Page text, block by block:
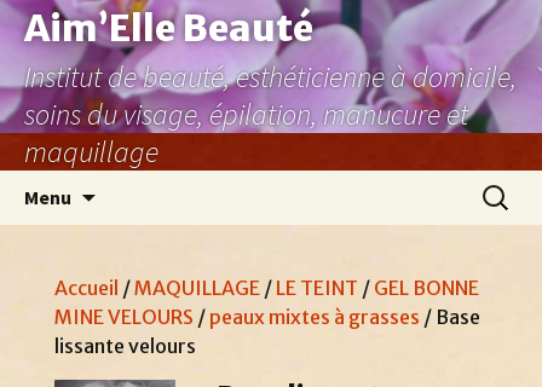
Aller
contenu
Aim’Elle Beauté
Institut de beauté, esthéticienne à domicile,
soins du visage, épilation, manucure et
maquillage
Menu
Accueil /MAQUILLAGE/ LE TEINT / GEL BONNE
MINE VELOURS / peaux mixtes à grasses / Base
lissante velours